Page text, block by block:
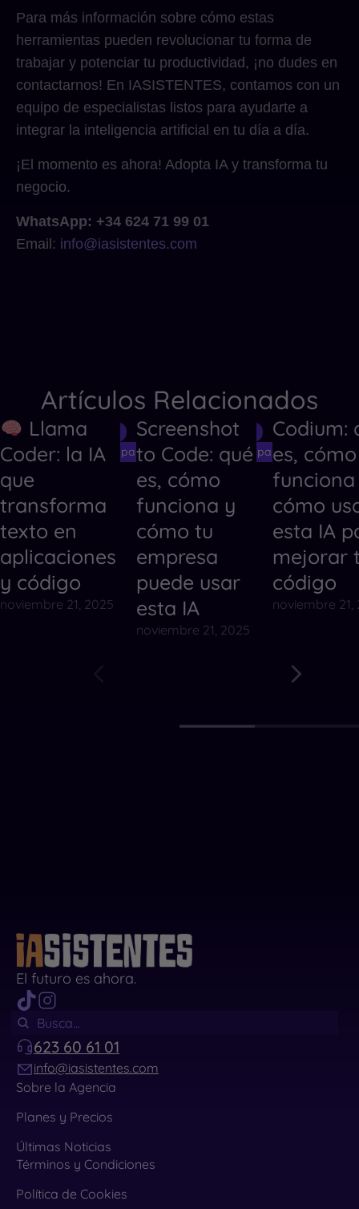
Para más información sobre cómo estas
herramientas pueden revolucionar tu forma de
trabajar y potenciar tu productividad, ¡no dudes en
contactarnos! En IASISTENTES, contamos con un
equipo de especialistas listos para ayudarte a
integrar la inteligencia artificial en tu día a día.
¡El momento es ahora! Adopta IA y transforma tu
negocio.
WhatsApp: +34 624 71 99 01
Email: info@iasistentes.com
Artículos Relacionados
Herramientas de IA
Herramientas de IA para Crear Códigos
Llama
Coder: la IA
que
transforma
texto en
aplicaciones
y código
noviembre 21, 2025
Herramientas de IA
Herramientas de IA para Crear
Screenshot
to Code: qué
es, cómo
funciona y
cómo tu
empresa
puede usar
esta IA
noviembre 21, 2025
Codium:
es, cómo
cómo
esta IA
mejorar
código
noviembre 21,
El futuro es ahora.
623 60 61 01
info@iasistentes.com
Sobre la Agencia
Planes y Precios
Últimas Noticias
Términos y Condiciones
Política de Cookies